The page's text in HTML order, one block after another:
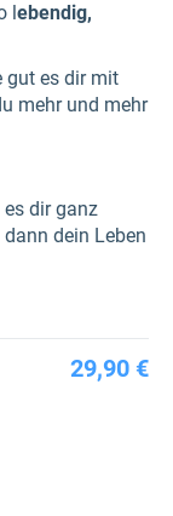
lebendig,
gut es dir mit
mehr und mehr
es dir ganz
dein Leben
29,90 €